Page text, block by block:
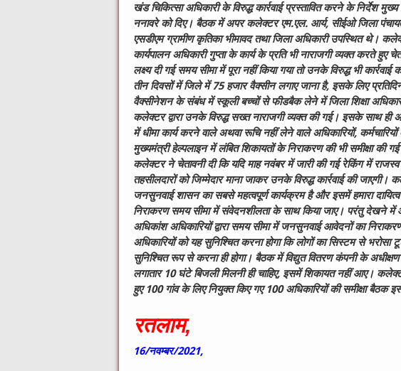
खंड चिकित्सा अधिकारी के विरुद्ध कार्रवाई प्रस्तावित करने के निर्देश
ननावरे को दिए। बैठक में अपर कलेक्टर एम.एल. आर्य, सीईओ जिला
एसडीएम ग्रामीण कृतिका भीमावद तथा जिला अधिकारी उपस्थित थे।
कार्यपालन अधिकारी गुप्ता के कार्य के प्रति भी नाराजगी व्यक्त करते
लक्ष्य दी गई समय सीमा में पूरा नहीं किया गया तो उनके विरुद्ध भी
तीन दिवसों में जिले में 75 हजार वैक्सीन लगाए जाना है, इसके लिए
वैक्सीनेशन के संबंध में स्कूली बच्चों से फीडबैक लेने में जिला शिक्षा अधिकारी
कलेक्टर द्वारा उनके विरुद्ध सख्त नाराजगी व्यक्त की गई। इसके साथ ही
में धीमा कार्य करने वाले अथवा रूचि नहीं लेने वाले अधिकारियों,
मुख्यमंत्री हेल्पलाइन में लंबित शिकायतों के निराकरण की भी समीक्षा की
कलेक्टर ने चेतावनी दी कि यदि माह नवंबर में जारी की गई रेकिंग में
तहसीलदारों को जिम्मेदार माना जाकर उनके विरुद्ध कार्रवाई की जाएगी।
जनसुनवाई शासन का सबसे महत्वपूर्ण कार्यक्रम है और इसमें हमारा
निराकरण समय सीमा में संवेदनशीलता के साथ किया जाए। परंतु देखने में
अधिकांश अधिकारियों द्वारा समय सीमा में जनसुनवाई आवेदनों का
अधिकारियों को यह सुनिश्चित करना होगा कि लोगों का सिस्टम से
सुनिश्चित रूप से करना ही होगा। बैठक में विद्युत वितरण कंपनी के अधीक्षण
लगातार 10 घंटे बिजली मिलनी ही चाहिए, इसमें शिकायत नहीं आए।
हुए 100 गांव के लिए नियुक्त किए गए 100 अधिकारियों की समीक्षा बैठक
रतलाम,
16/नवम्बर/2021,